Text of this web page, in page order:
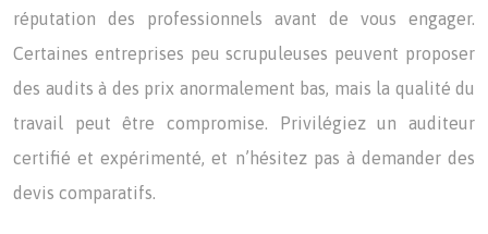
réputation des professionnels avant de vous engager.
Certaines entreprises peu scrupuleuses peuvent proposer
des audits à des prix anormalement bas, mais la qualité du
travail peut être compromise. Privilégiez un auditeur
certifié et expérimenté, et n’hésitez pas à demander des
devis comparatifs.